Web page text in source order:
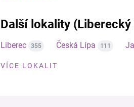
Další lokality
Liberec 355 Česká Lípa 111
VÍCE LOKALIT